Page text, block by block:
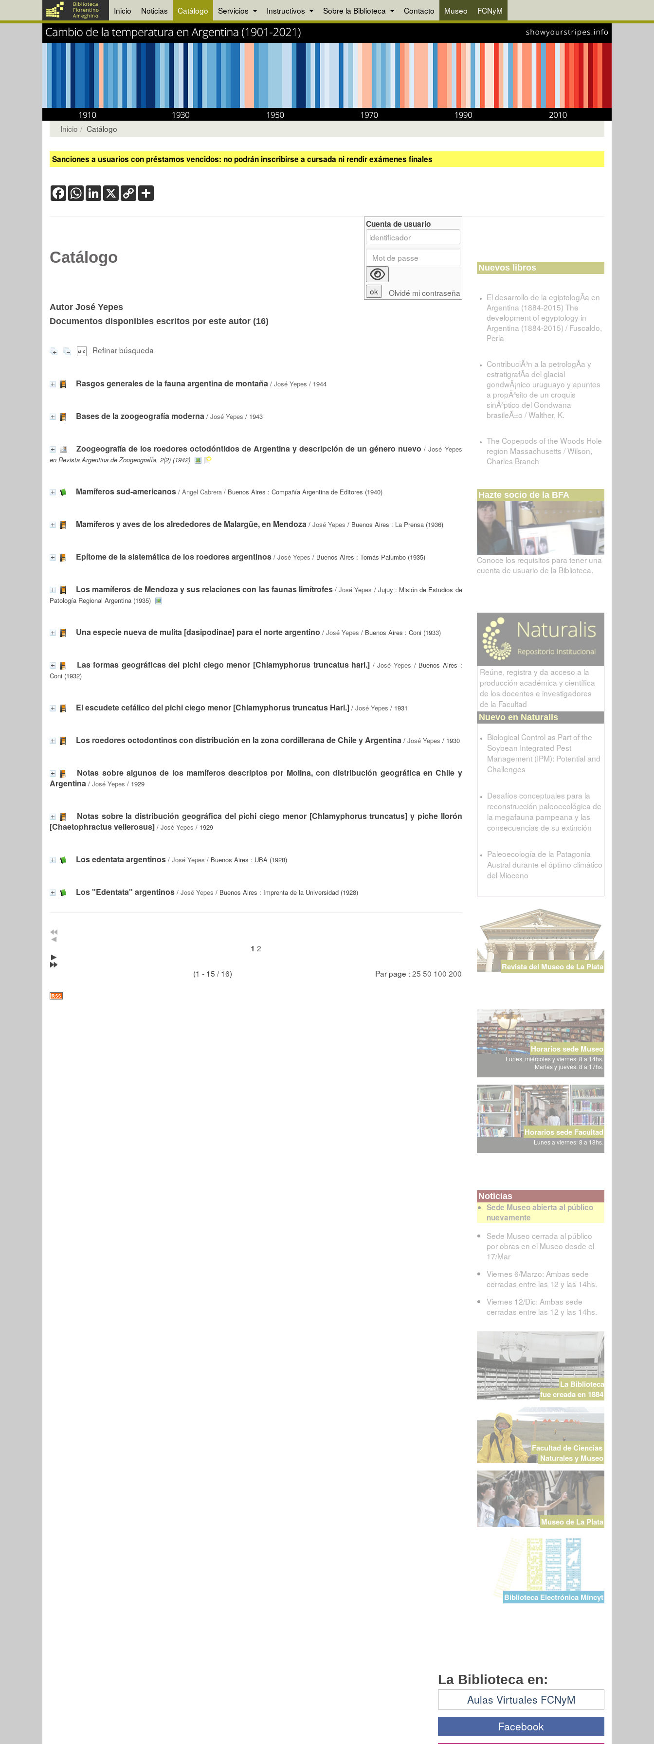
Inicio Noticias Catálogo Servicios Instructivos Sobre la Biblioteca Contacto Museo FCNyM
Inicio Catálogo
Sanciones a usuarios con préstamos vencidos: no podrán inscribirse a cursada ni rendir exámenes finales
FacebookWhatsApp
LinkedIn
X Copy
Link
Catálogo
Autor José Yepes
Documentos disponibles escritos por este autor (16)
Refinar búsqueda
Rasgos generales de la fauna argentina de montaña / José Yepes / 1944
Bases de la zoogeografía moderna / José Yepes / 1943
Zoogeografía de los roedores octodóntidos de Argentina y descripción de un género nuevo /José Yepes
en Revista Argentina de Zoogeografía, 2(2) (1942)
Mamíferos sud-americanos / Angel Cabrera / Buenos Aires : Compañía Argentina de Editores (1940)
Mamíferos y aves de los alrededores de Malargüe, en Mendoza / José Yepes / Buenos Aires : La Prensa (1936)
Epítome de la sistemática de los roedores argentinos / José Yepes / Buenos Aires : Tomás Palumbo (1935)
Los mamíferos de Mendoza y sus relaciones con las faunas limítrofes/José Yepes / Jujuy : Misión de Estudios de
Patología Regional Argentina (1935)
Una especie nueva de mulita [dasipodinae] para el norte argentino / José Yepes / Buenos Aires : Coni (1933)
Las formas geográficas del pichi ciego menor [Chlamyphorus truncatus harl.] /José Yepes / Buenos Aires :
Coni (1932)
El escudete cefálico del pichi ciego menor [Chlamyphorus truncatus Harl.] / José Yepes / 1931
Los roedores octodontinos con distribución en la zona cordillerana de Chile y Argentina / José Yepes / 1930
Notas sobre algunos de los mamíferos descriptos por Molina, con distribución geográfica en Chile y
Argentina / José Yepes / 1929
Notas sobre la distribución geográfica del pichi ciego menor [Chlamyphorus truncatus] y piche llorón
[Chaetophractus vellerosus] / José Yepes / 1929
Los edentata argentinos / José Yepes / Buenos Aires : UBA (1928)
Los "Edentata" argentinos / José Yepes / Buenos Aires : Imprenta de la Universidad (1928)
1 2
(1 - 15 / 16) Par page : 25 50 100 200
Cuenta de usuario
Olvidé mi contraseña
Nuevos libros
El desarrollo de la egiptologÃ­a en
Argentina (1884-2015) The
development of egyptology in
Argentina (1884-2015) / Fuscaldo,
Perla
ContribuciÃ³n a la petrologÃ­a y
estratigrafÃ­a del glacial
gondwÃ¡nico uruguayo y apuntes
a propÃ³sito de un croquis
sinÃ³ptico del Gondwana
brasileÃ±o / Walther, K.
The Copepods of the Woods Hole
region Massachusetts / Wilson,
Charles Branch
Hazte socio de la BFA
Conoce los requisitos para tener una
cuenta de usuario de la Biblioteca.
Reúne, registra y da acceso a la
producción académica y científica
de los docentes e investigadores
de la Facultad
Nuevo en Naturalis
Biological Control as Part of the
Soybean Integrated Pest
Management (IPM): Potential and
Challenges
Desafíos conceptuales para la
reconstrucción paleoecológica de
la megafauna pampeana y las
consecuencias de su extinción
Paleoecología de la Patagonia
Austral durante el óptimo climático
del Mioceno
Revista del Museo de La Plata
Horarios sede Museo
Lunes, miércoles y viernes: 8 a 14hs.
Martes y jueves: 8 a 17hs.
Horarios sede Facultad
Lunes a viernes: 8 a 18hs.
Noticias
Sede Museo abierta al público
nuevamente
Sede Museo cerrada al público
por obras en el Museo desde el
17/Mar
Viernes 6/Marzo: Ambas sede
cerradas entre las 12 y las 14hs.
Viernes 12/Dic: Ambas sede
cerradas entre las 12 y las 14hs.
La Biblioteca
fue creada en 1884
Facultad de Ciencias
Naturales y Museo
Museo de La Plata
Biblioteca Electrónica Mincyt
La Biblioteca en:
Aulas Virtuales FCNyM
Facebook